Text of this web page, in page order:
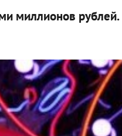
миллионов рублей.